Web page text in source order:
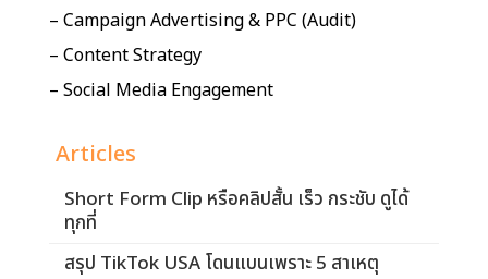
– Campaign Advertising & PPC (Audit)
– Content Strategy
– Social Media Engagement
Articles
Short Form Clip หรือคลิปสั้น เร็ว กระชับ ดูได้
ทุกที่
สรุป TikTok USA โดนแบนเพราะ 5 สาเหตุ